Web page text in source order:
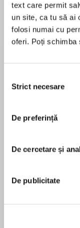
text care permit
un site, ca tu să ai
folosi numai cu
oferi. Poți schimba
consimțământului
Strict necesare
De preferință
De cercetare și
De publicitate
Desprecarte
broadcaster
inspired by his
Co-written with
Steve Cole.
When Mr Dog
called Angus
important
animals are
charge in and
MAI MULT
pentru